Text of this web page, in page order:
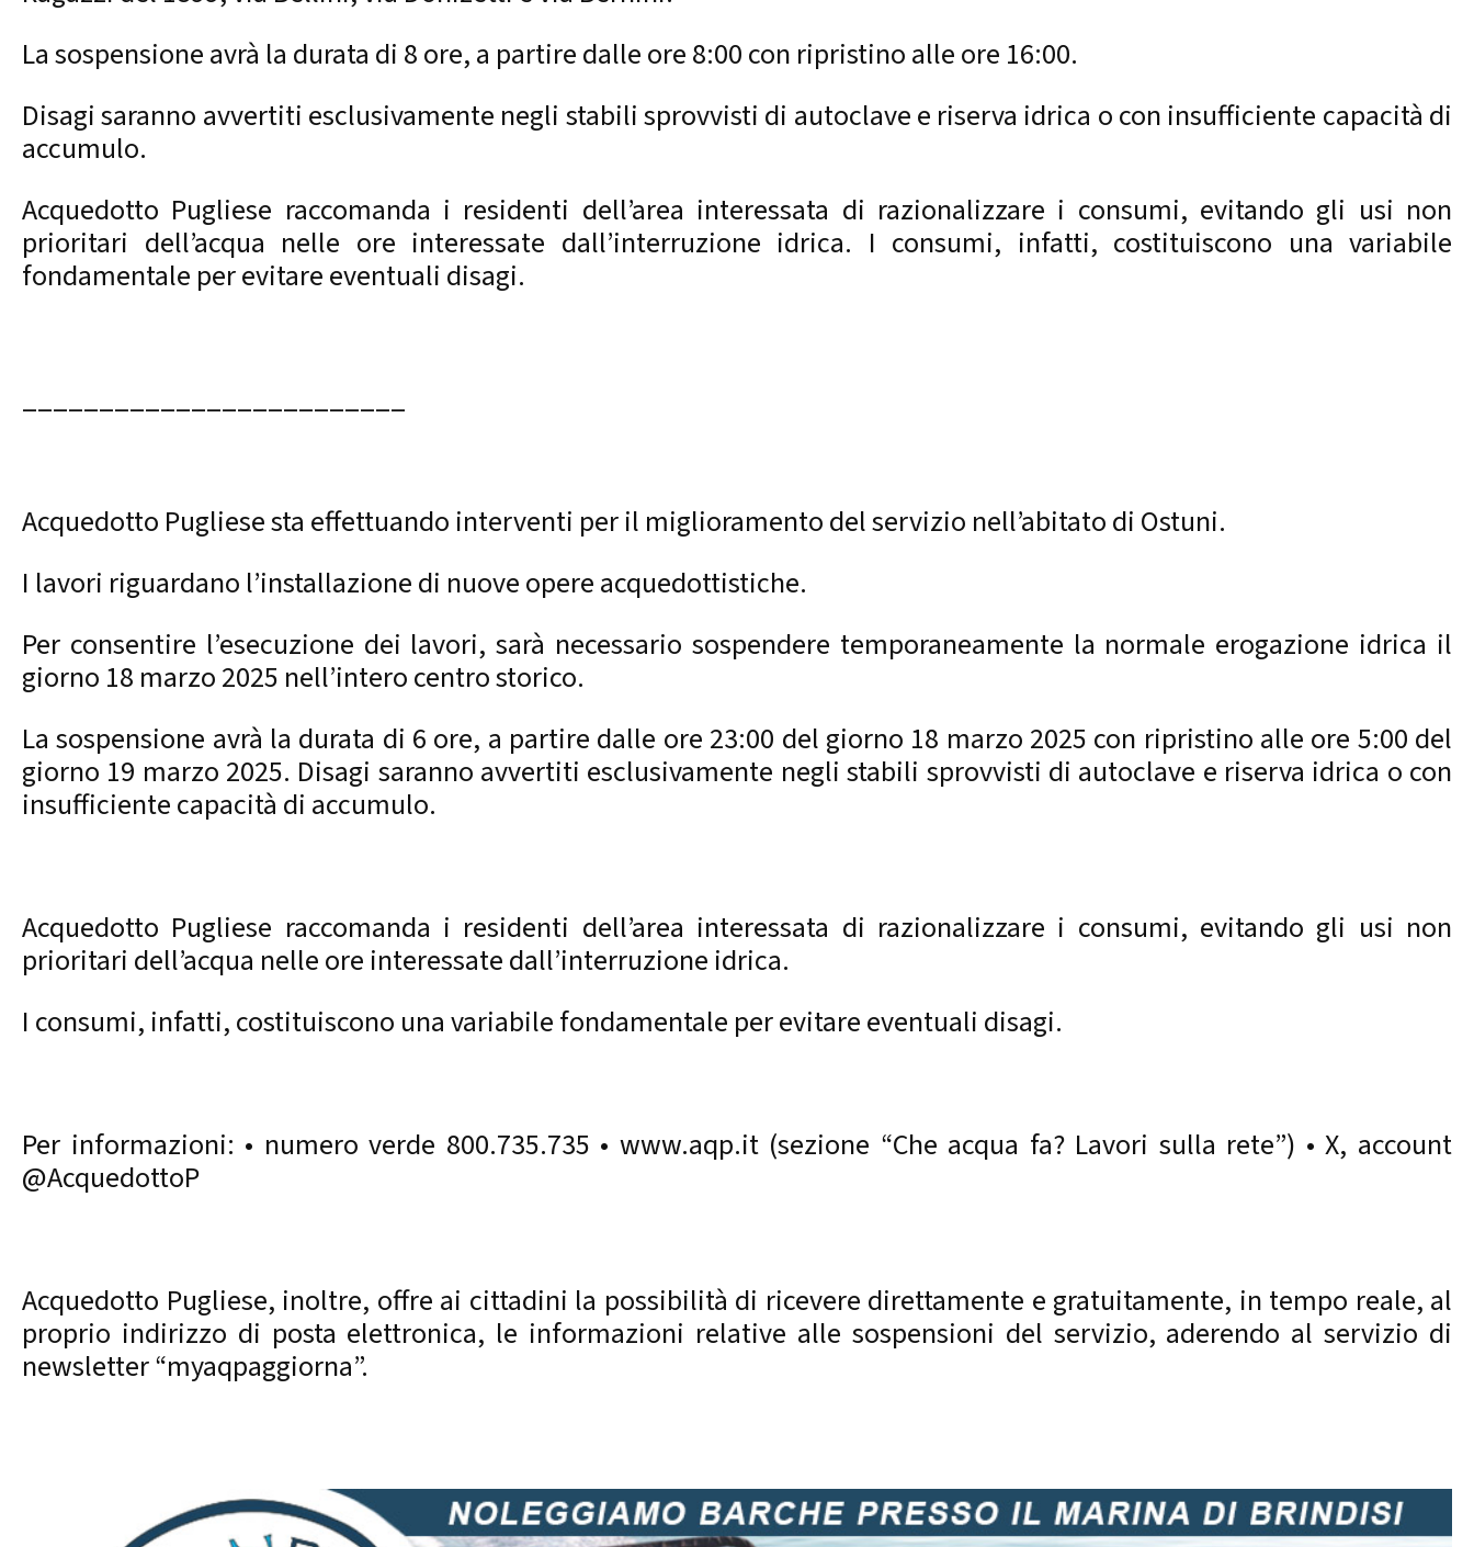
La sospensione avrà la durata di 8 ore, a partire dalle ore 8:00 con ripristino alle ore 16:00.
Disagi saranno avvertiti esclusivamente negli stabili sprovvisti di autoclave e riserva idrica o con insufficiente capacità di
accumulo.
Acquedotto Pugliese raccomanda i residenti dell’area interessata di razionalizzare i consumi, evitando gli usi non
prioritari dell’acqua nelle ore interessate dall’interruzione idrica. I consumi, infatti, costituiscono una variabile
fondamentale per evitare eventuali disagi.
_________________________
Acquedotto Pugliese sta effettuando interventi per il miglioramento del servizio nell’abitato di Ostuni.
I lavori riguardano l’installazione di nuove opere acquedottistiche.
Per consentire l’esecuzione dei lavori, sarà necessario sospendere temporaneamente la normale erogazione idrica il
giorno 18 marzo 2025 nell’intero centro storico.
La sospensione avrà la durata di 6 ore, a partire dalle ore 23:00 del giorno 18 marzo 2025 con ripristino alle ore 5:00 del
giorno 19 marzo 2025. Disagi saranno avvertiti esclusivamente negli stabili sprovvisti di autoclave e riserva idrica o con
insufficiente capacità di accumulo.
Acquedotto Pugliese raccomanda i residenti dell’area interessata di razionalizzare i consumi, evitando gli usi non
prioritari dell’acqua nelle ore interessate dall’interruzione idrica.
I consumi, infatti, costituiscono una variabile fondamentale per evitare eventuali disagi.
Per informazioni: • numero verde 800.735.735 • www.aqp.it (sezione “Che acqua fa? Lavori sulla rete”) • X, account
@AcquedottoP
Acquedotto Pugliese, inoltre, offre ai cittadini la possibilità di ricevere direttamente e gratuitamente, in tempo reale, al
proprio indirizzo di posta elettronica, le informazioni relative alle sospensioni del servizio, aderendo al servizio di
newsletter “myaqpaggiorna”.